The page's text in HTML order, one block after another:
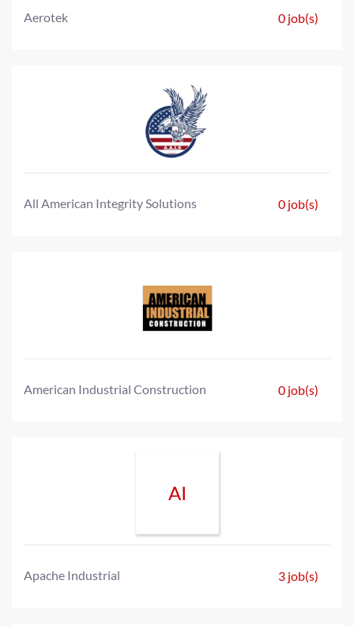
Aerotek 0 job(s)
All American Integrity Solutions 0 job(s)
American Industrial Construction 0 job(s)
AI
Apache Industrial 3 job(s)